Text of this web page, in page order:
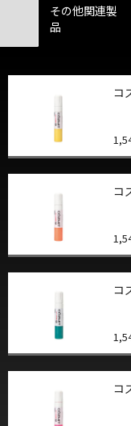
その他関連製
品
コ
コ
コ
コ